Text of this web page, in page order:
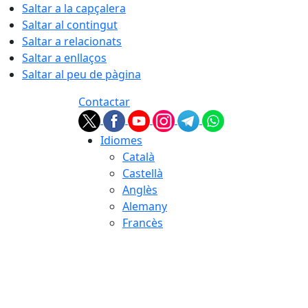
Saltar a la capçalera
Saltar al contingut
Saltar a relacionats
Saltar a enllaços
Saltar al peu de pàgina
Contactar
Idiomes
Català
Castellà
Anglès
Alemany
Francès